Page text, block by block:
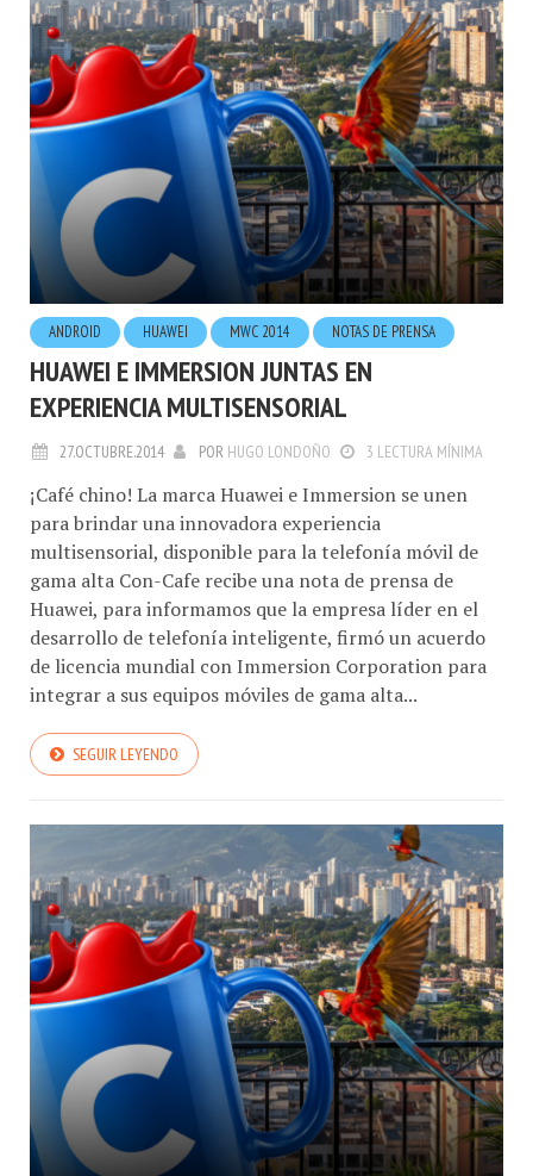
ANDROID HUAWEI MWC 2014 NOTAS DE PRENSA
HUAWEI E IMMERSION JUNTAS EN
EXPERIENCIA MULTISENSORIAL
27.OCTUBRE.2014 POR HUGO LONDOÑO 3 LECTURA MÍNIMA
¡Café chino! La marca Huawei e Immersion se unen
para brindar una innovadora experiencia
multisensorial, disponible para la telefonía móvil de
gama alta Con-Cafe recibe una nota de prensa de
Huawei, para informamos que la empresa líder en el
desarrollo de telefonía inteligente, firmó un acuerdo
de licencia mundial con Immersion Corporation para
integrar a sus equipos móviles de gama alta...
SEGUIR LEYENDO